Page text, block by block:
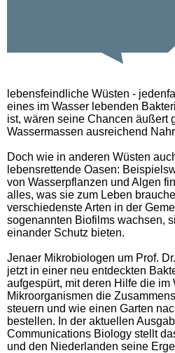
lebensfeindliche Wüsten -
eines im Wasser lebenden
ist, wären seine Chancen äußert
Wassermassen ausreichend
Doch wie in anderen Wüsten
lebensrettende Oasen:
von Wasserpflanzen und Algen
alles, was sie zum Leben
verschiedenste Arten in der
sogenannten Biofilms wachsen,
einander Schutz bieten.
Jenaer Mikrobiologen um Prof.
jetzt in einer neu entdeckten
aufgespürt, mit deren Hilfe die im
Mikroorganismen die
steuern und wie einen Garten
bestellen. In der aktuellen
Communications Biology stellt
und den Niederlanden seine